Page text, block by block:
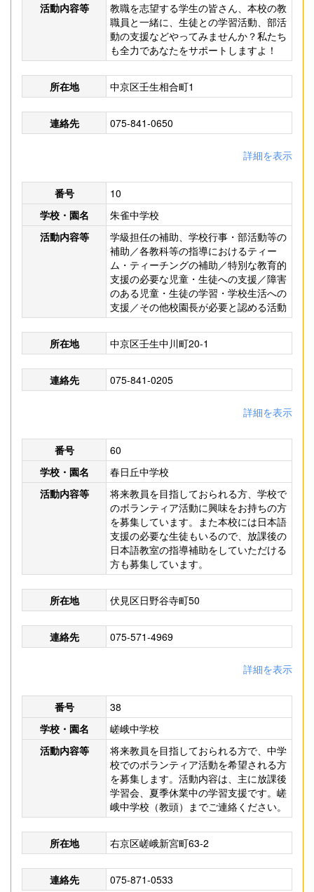
活動内容等
教職を志望する学生の皆さん、本校の教
職員と一緒に、生徒との学習活動、部活
動の支援などやってみませんか？私たち
も全力であなたをサポートしますよ！
所在地 中京区壬生相合町1
連絡先 075-841-0650
詳細を表示
番号
10
学校・園名
朱雀中学校
活動内容等
学級担任の補助、学校行事・部活動等の
補助／各教科等の指導におけるティー
ム・ティーチングの補助／特別な教育的
支援の必要な児童・生徒への支援／障害
のある児童・生徒の学習・学校生活への
支援／その他校園長が必要と認める活動
所在地 中京区壬生中川町20-1
連絡先 075-841-0205
詳細を表示
番号
60
学校・園名
春日丘中学校
活動内容等
将来教員を目指しておられる方、学校で
のボランティア活動に興味をお持ちの方
を募集しています。また本校には日本語
支援の必要な生徒もいるので、放課後の
日本語教室の指導補助をしていただける
方も募集しています。
所在地 伏見区日野谷寺町50
連絡先 075-571-4969
詳細を表示
番号
38
学校・園名
嵯峨中学校
活動内容等
将来教員を目指しておられる方で、中学
校でのボランティア活動を希望される方
を募集します。活動内容は、主に放課後
学習会、夏季休業中の学習支援です。嵯
峨中学校（教頭）までご連絡ください。
所在地 右京区嵯峨新宮町63-2
連絡先 075-871-0533